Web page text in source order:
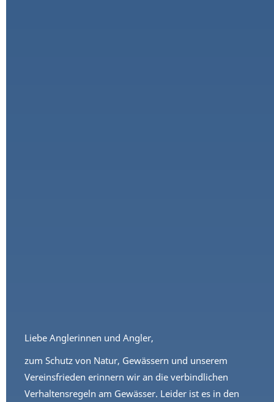
Liebe Anglerinnen und Angler,
zum Schutz von Natur, Gewässern und unserem
Vereinsfrieden erinnern wir an die verbindlichen
Verhaltensregeln am Gewässer. Leider ist es in den